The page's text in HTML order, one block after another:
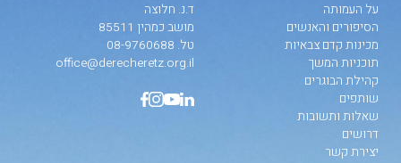
על העמותה
הסיפורים והאנשים
מכינות קדם צבאיות
תוכניות המשך
קהילת הבוגרים
שותפים
שאלות ותשובות
דרושים
יצירת קשר
ד.נ. חלוצה
מושב כמהין 85511
טל. 08-9760688
office@derecheretz.org.il